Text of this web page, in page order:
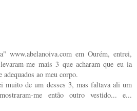
www.abelanoiva.com em Ourém, entrei,
me mais 3 que acharam que eu ia
adequados ao meu corpo.
muito de um desses 3, mas faltava ali um
me então outro vestido... e...